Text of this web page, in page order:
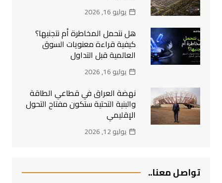
يوليو 16, 2026
هل نتحمل المخاطرة أم نتجنبها؟
كيفية قراءة معنويات السوق
العالمية قبل التداول
يوليو 16, 2026
نهضة العراق في قطاعي الطاقة
والبنية التحتية ستكون مفتاح التحول
الإقليمي
يوليو 12, 2026
تواصل معنا..